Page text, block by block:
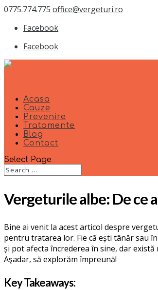
0775.774.775 office@vergeturi.ro
Facebook
Facebook
Acasa
Cauze
Prevenire
Tratamente
Blog
Contact
Select Page
Vergeturile albe: De ce
Bine ai venit la acest articol despre
pentru tratarea lor. Fie că ești tânăr sau
și pot afecta încrederea în sine, dar
Aşadar, să explorăm împreună!
Key Takeaways: